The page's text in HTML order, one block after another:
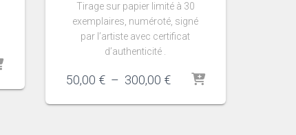
Tirage sur papier limité à 30
exemplaires, numéroté, signé
par l’artiste avec certificat
d’authenticité .
50,00 € – 300,00 €Plage
prix :